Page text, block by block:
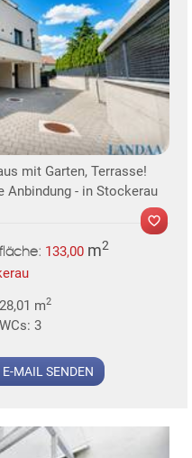
mit Garten, Terrasse!
- in Stockerau
133,00 m2
m2
WCs: 3
E-MAIL SENDEN